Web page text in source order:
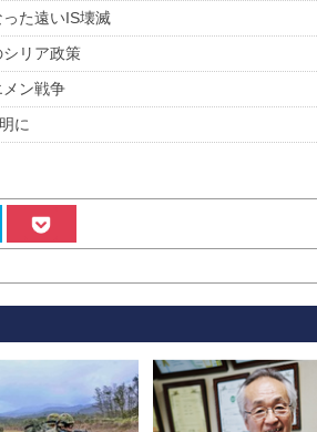
た遠いIS壊滅
リア政策
メン戦争
に